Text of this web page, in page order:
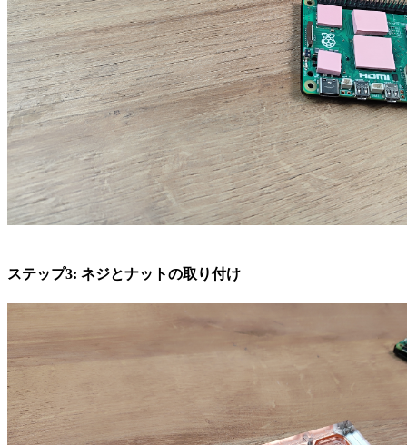
ステップ3: ネジとナットの取り付け